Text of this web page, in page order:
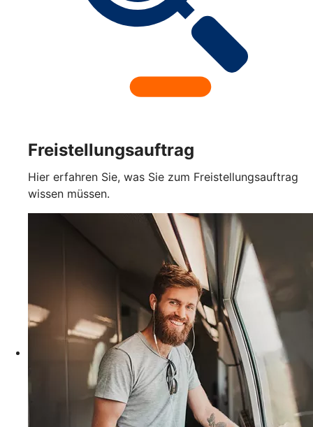
Freistellungsauftrag
Hier erfahren Sie, was Sie zum Freistellungsauftrag
wissen müssen.